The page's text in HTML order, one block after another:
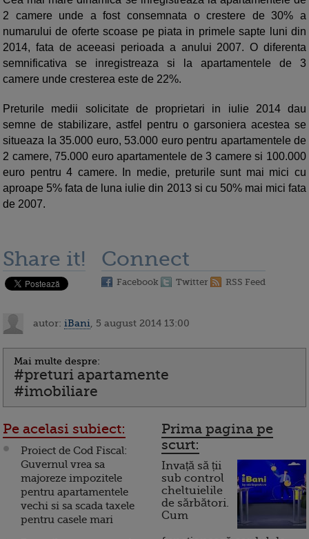
2 camere unde a fost consemnata o crestere de 30% a
numarului de oferte scoase pe piata in primele sapte luni din
2014, fata de aceeasi perioada a anului 2007. O diferenta
semnificativa se inregistreaza si la apartamentele de 3
camere unde cresterea este de 22%.
Preturile medii solicitate de proprietari in iulie 2014 dau
semne de stabilizare, astfel pentru o garsoniera acestea se
situeaza la 35.000 euro, 53.000 euro pentru apartamentele de
2 camere, 75.000 euro apartamentele de 3 camere si 100.000
euro pentru 4 camere. In medie, preturile sunt mai mici cu
aproape 5% fata de luna iulie din 2013 si cu 50% mai mici fata
de 2007.
Share it! Connect
Facebook Twitter RSS Feed
autor: iBani , 5 august 2014 13:00
Mai multe despre:
#preturi apartamente
#imobiliare
Pe acelasi subiect:
Proiect de Cod Fiscal:
Guvernul vrea sa
majoreze impozitele
pentru apartamentele
vechi si sa scada taxele
pentru casele mari
Prima pagina pe
scurt:
Invață să ții
sub control
cheltuielile
de sărbători.
Cum